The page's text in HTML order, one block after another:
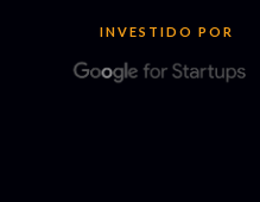
INVESTIDO POR